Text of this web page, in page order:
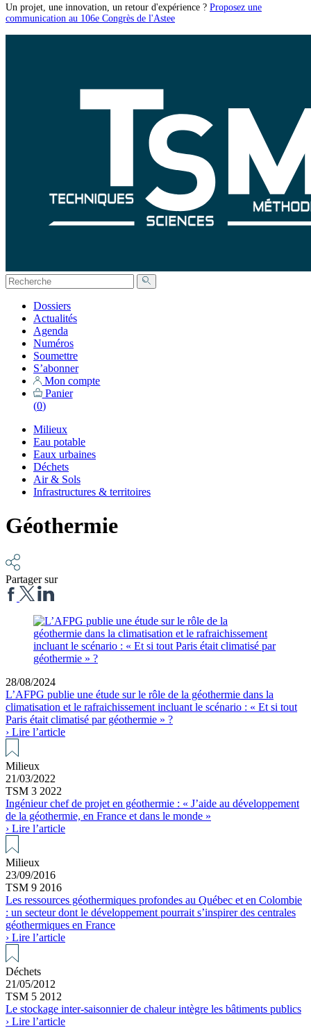
Un projet, une innovation, un retour d'expérience ? Proposez une
communication au 106e Congrès de l'Astee
Dossiers
Actualités
Agenda
Numéros
Soumettre
S’abonner
Mon compte
Panier
(0)
Milieux
Eau potable
Eaux urbaines
Déchets
Air & Sols
Infrastructures & territoires
Géothermie
Partager sur
28/08/2024
L’AFPG publie une étude sur le rôle de la géothermie dans la
climatisation et le rafraichissement incluant le scénario : « Et si tout
Paris était climatisé par géothermie » ?
› Lire l’article
Milieux
21/03/2022
TSM 3 2022
Ingénieur chef de projet en géothermie : « J’aide au développement
de la géothermie, en France et dans le monde »
› Lire l’article
Milieux
23/09/2016
TSM 9 2016
Les ressources géothermiques profondes au Québec et en Colombie
: un secteur dont le développement pourrait s’inspirer des centrales
géothermiques en France
› Lire l’article
Déchets
21/05/2012
TSM 5 2012
Le stockage inter-saisonnier de chaleur intègre les bâtiments publics
› Lire l’article